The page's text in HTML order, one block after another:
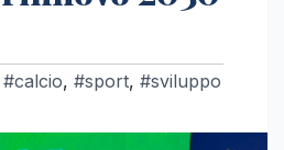
#calcio, #sport, #sviluppo